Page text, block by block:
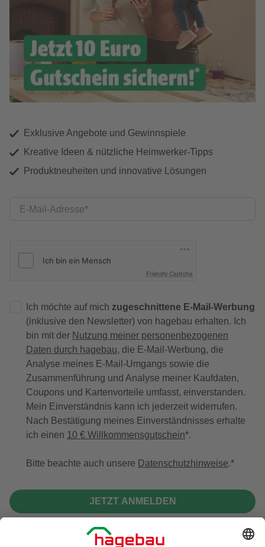
Exklusive Angebote und Gewinnspiele
Kreative Ideen & nützliche Heimwerker-Tipps
Produktneuheiten und innovative Lösungen
E-Mail-Adresse
Friendly Captcha
Ich möchte auf mich zugeschnittene E-Mail-Werbung
(inklusive den Newsletter) von hagebau erhalten. Ich
bin mit der Nutzung meiner personenbezogenen
Daten durch hagebau, die E-Mail-Werbung, die
Analyse meines E-Mail-Umgangs sowie die
Zusammenführung und Analyse meiner Kaufdaten,
Coupons und Kartenvorteile umfasst, einverstanden.
Mein Einverständnis kann ich jederzeit widerrufen.
Nach Bestätigung meines Einverständnisses erhalte
ich einen 10 € Willkommensgutschein*.
Bitte beachte auch unsere Datenschutzhinweise.
JETZT ANMELDEN